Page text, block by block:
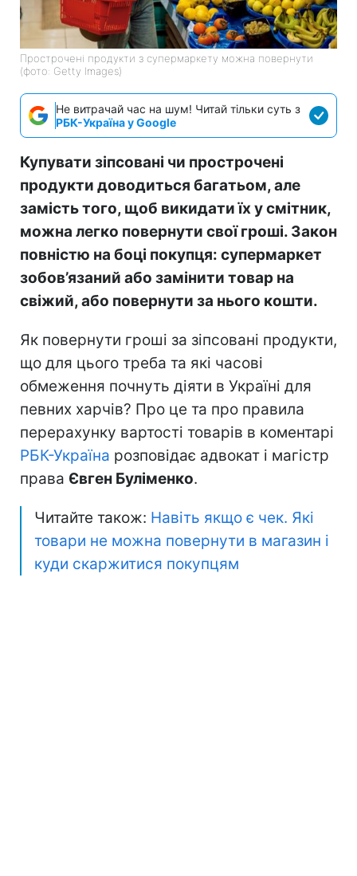
Прострочені продукти з супермаркету можна повернути
(фото: Getty Images)
Не витрачай час на шум! Читай тільки суть з
РБК-Україна у Google
Купувати зіпсовані чи прострочені
продукти доводиться багатьом, але
замість того, щоб викидати їх у смітник,
можна легко повернути свої гроші. Закон
повністю на боці покупця: супермаркет
зобов’язаний або замінити товар на
свіжий, або повернути за нього кошти.
Як повернути гроші за зіпсовані продукти,
що для цього треба та які часові
обмеження почнуть діяти в Україні для
певних харчів? Про це та про правила
перерахунку вартості товарів в коментарі
РБК-Україна розповідає адвокат і магістр
права Євген Буліменко.
Читайте також: Навіть якщо є чек. Які
товари не можна повернути в магазин і
куди скаржитися покупцям